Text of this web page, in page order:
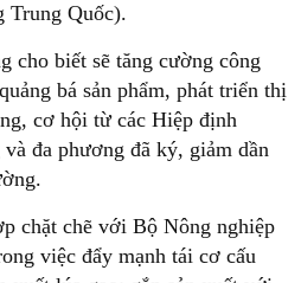
Trung Quốc).
cho biết sẽ tăng cường công
bá sản phẩm, phát triển thị
cơ hội từ các Hiệp định
đa phương đã ký, giảm dần
chặt chẽ với Bộ Nông nghiệp
việc đẩy mạnh tái cơ cấu